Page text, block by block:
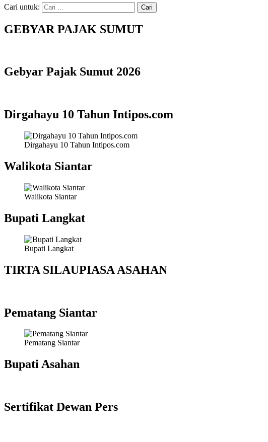
Cari untuk:
GEBYAR PAJAK SUMUT
Gebyar Pajak Sumut 2026
Dirgahayu 10 Tahun Intipos.com
Dirgahayu 10 Tahun Intipos.com
Walikota Siantar
Walikota Siantar
Bupati Langkat
Bupati Langkat
TIRTA SILAUPIASA ASAHAN
Pematang Siantar
Pematang Siantar
Bupati Asahan
Sertifikat Dewan Pers